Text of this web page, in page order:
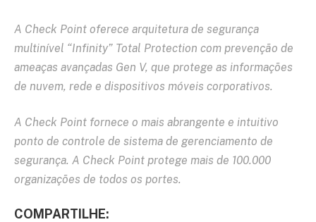
A Check Point oferece arquitetura de segurança
multinível “Infinity” Total Protection com prevenção de
ameaças avançadas Gen V, que protege as informações
de nuvem, rede e dispositivos móveis corporativos.
A Check Point fornece o mais abrangente e intuitivo
ponto de controle de sistema de gerenciamento de
segurança. A Check Point protege mais de 100.000
organizações de todos os portes.
COMPARTILHE: